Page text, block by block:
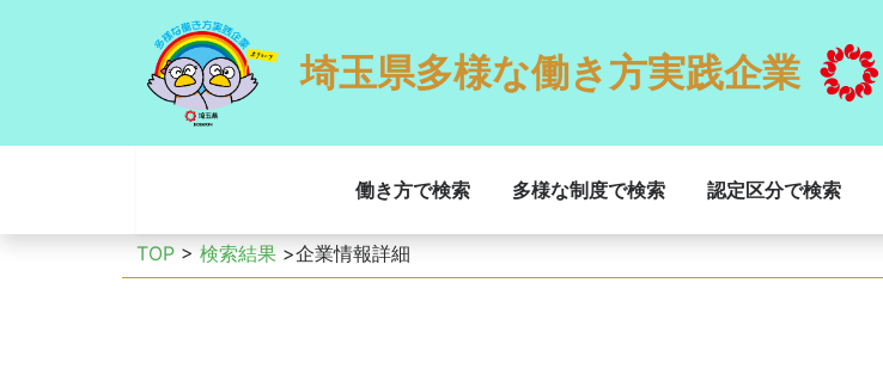
埼玉県多様な働き方実践企業
働き方で検索 多様な制度で検索 認定区分で検索
TOP > 検索結果 >企業情報詳細